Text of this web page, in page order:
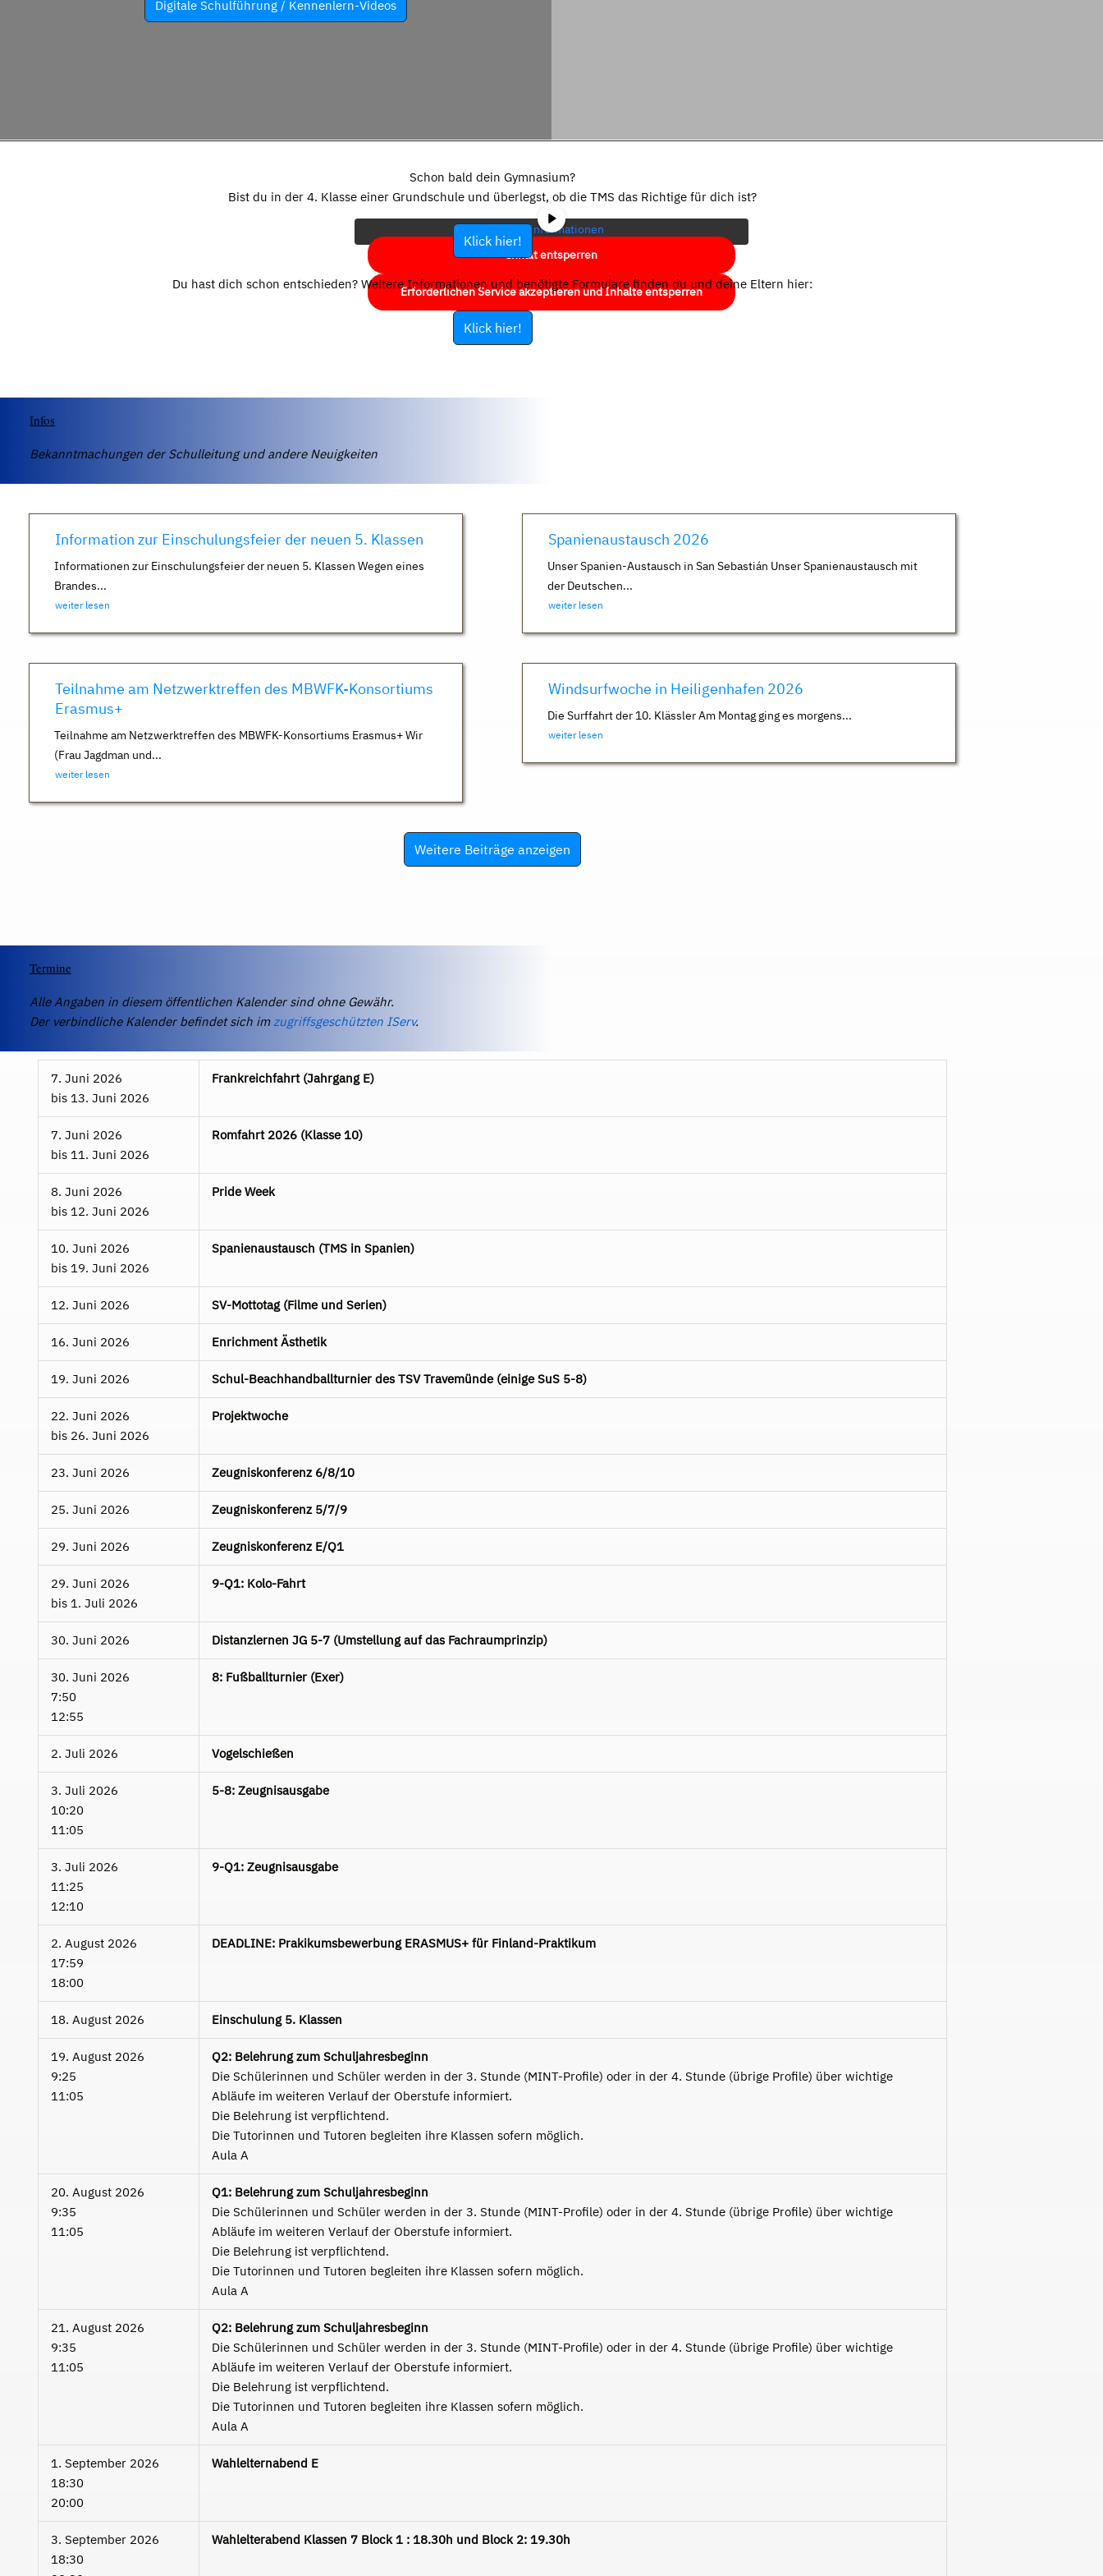
Digitale Schulführung / Kennenlern-Videos
eigentlichen Inhalt zuzugreifen, klicken Sie auf die Schaltfläche unten.
Bitte beachten Sie, dass dabei Daten an Drittanbieter weitergegeben
werden.
Mehr Informationen
Inhalt entsperren
Erforderlichen Service akzeptieren und Inhalte entsperren
Schon bald dein Gymnasium?
Bist du in der 4. Klasse einer Grundschule und überlegst, ob die TMS das Richtige für dich ist?
Klick hier!
Du hast dich schon entschieden? Weitere Informationen und benötigte Formulare finden du und deine Eltern hier:
Klick hier!
Infos
Bekanntmachungen der Schulleitung und andere Neuigkeiten
Information zur Einschulungsfeier der neuen 5. Klassen
Informationen zur Einschulungsfeier der neuen 5. Klassen Wegen eines
Brandes...
weiter lesen
Spanienaustausch 2026
Unser Spanien-Austausch in San Sebastián Unser Spanienaustausch mit
der Deutschen...
weiter lesen
Teilnahme am Netzwerktreffen des MBWFK-Konsortiums
Erasmus+
Teilnahme am Netzwerktreffen des MBWFK-Konsortiums Erasmus+ Wir
(Frau Jagdman und...
weiter lesen
Windsurfwoche in Heiligenhafen 2026
Die Surffahrt der 10. Klässler Am Montag ging es morgens...
weiter lesen
Weitere Beiträge anzeigen
Termine
Alle Angaben in diesem öffentlichen Kalender sind ohne Gewähr.
Der verbindliche Kalender befindet sich imzugriffsgeschützten IServ.
7. Juni 2026
bis 13. Juni 2026
Frankreichfahrt (Jahrgang E)
7. Juni 2026
bis 11. Juni 2026
Romfahrt 2026 (Klasse 10)
8. Juni 2026
bis 12. Juni 2026
Pride Week
10. Juni 2026
bis 19. Juni 2026
Spanienaustausch (TMS in Spanien)
12. Juni 2026 SV-Mottotag (Filme und Serien)
16. Juni 2026 Enrichment Ästhetik
19. Juni 2026 Schul-Beachhandballturnier des TSV Travemünde (einige SuS 5-8)
22. Juni 2026
bis 26. Juni 2026
Projektwoche
23. Juni 2026 Zeugniskonferenz 6/8/10
25. Juni 2026 Zeugniskonferenz 5/7/9
29. Juni 2026 Zeugniskonferenz E/Q1
29. Juni 2026
bis 1. Juli 2026
9-Q1: Kolo-Fahrt
30. Juni 2026 Distanzlernen JG 5-7 (Umstellung auf das Fachraumprinzip)
30. Juni 2026
7:50
12:55
8: Fußballturnier (Exer)
2. Juli 2026 Vogelschießen
3. Juli 2026
10:20
11:05
5-8: Zeugnisausgabe
3. Juli 2026
11:25
12:10
9-Q1: Zeugnisausgabe
2. August 2026
17:59
18:00
DEADLINE: Prakikumsbewerbung ERASMUS+ für Finland-Praktikum
18. August 2026 Einschulung 5. Klassen
19. August 2026
9:25
11:05
Q2: Belehrung zum Schuljahresbeginn
Die Schülerinnen und Schüler werden in der 3. Stunde (MINT-Profile) oder in der 4. Stunde (übrige Profile) über wichtige
Abläufe im weiteren Verlauf der Oberstufe informiert.
Die Belehrung ist verpflichtend.
Die Tutorinnen und Tutoren begleiten ihre Klassen sofern möglich.
Aula A
20. August 2026
9:35
11:05
Q1: Belehrung zum Schuljahresbeginn
Die Schülerinnen und Schüler werden in der 3. Stunde (MINT-Profile) oder in der 4. Stunde (übrige Profile) über wichtige
Abläufe im weiteren Verlauf der Oberstufe informiert.
Die Belehrung ist verpflichtend.
Die Tutorinnen und Tutoren begleiten ihre Klassen sofern möglich.
Aula A
21. August 2026
9:35
11:05
Q2: Belehrung zum Schuljahresbeginn
Die Schülerinnen und Schüler werden in der 3. Stunde (MINT-Profile) oder in der 4. Stunde (übrige Profile) über wichtige
Abläufe im weiteren Verlauf der Oberstufe informiert.
Die Belehrung ist verpflichtend.
Die Tutorinnen und Tutoren begleiten ihre Klassen sofern möglich.
Aula A
1. September 2026
18:30
20:00
Wahlelternabend E
3. September 2026
18:30
Wahlelterabend Klassen 7 Block 1 : 18.30h und Block 2: 19.30h